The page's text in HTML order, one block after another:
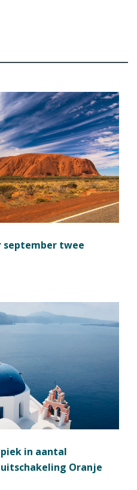
september twee
in aantal
Oranje